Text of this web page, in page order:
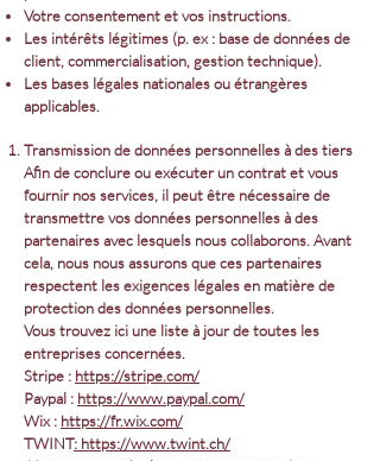
Votre consentement et vos instructions.
Les intérêts légitimes (p. ex : base de données de
client, commercialisation, gestion technique).
Les bases légales nationales ou étrangères
applicables.
Transmission de données personnelles à des tiers
Afin de conclure ou exécuter un contrat et vous
fournir nos services, il peut être nécessaire de
transmettre vos données personnelles à des
partenaires avec lesquels nous collaborons. Avant
cela, nous nous assurons que ces partenaires
respectent les exigences légales en matière de
protection des données personnelles.
Vous trouvez ici une liste à jour de toutes les
entreprises concernées.
Stripe : https://stripe.com/
Paypal : https://www.paypal.com/
Wix : https://fr.wix.com/
TWINT: https://www.twint.ch/